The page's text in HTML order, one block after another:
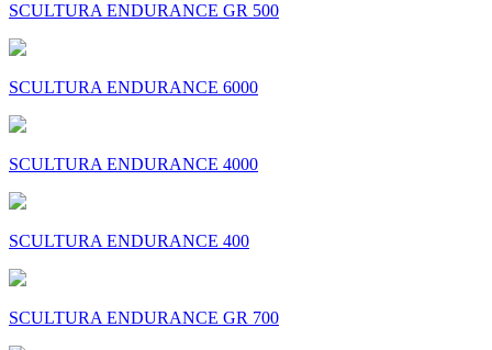
SCULTURA ENDURANCE GR 500
SCULTURA ENDURANCE 6000
SCULTURA ENDURANCE 4000
SCULTURA ENDURANCE 400
SCULTURA ENDURANCE GR 700